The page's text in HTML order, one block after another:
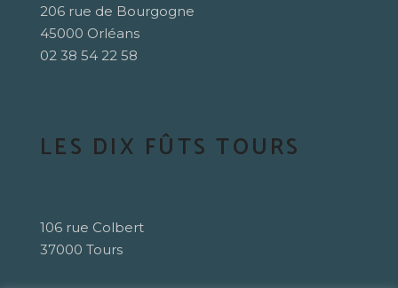
206 rue de Bourgogne
45000 Orléans
02 38 54 22 58
LES DIX FÛTS TOURS
106 rue Colbert
37000 Tours